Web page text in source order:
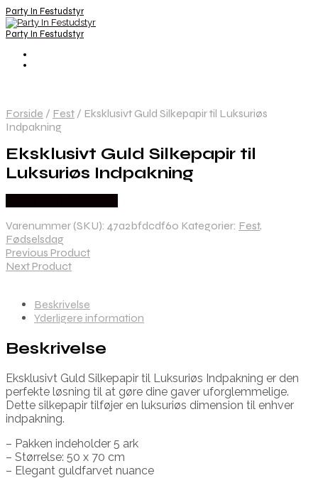
Party In Festudstyr
Party In Festudstyr
Forside / Fest / Eksklusivt Guld Silkepapir til Luksuriøs
Indpakning
Eksklusivt Guld Silkepapir til
Luksuriøs Indpakning
Varenummer (SKU): 47a2bfdcdf60 Kategorier: Fest,
Fødselsdag
Previous Product
Next Product
Beskrivelse
Yderligere information
Beskrivelse
Eksklusivt Guld Silkepapir til Luksuriøs Indpakning er den
perfekte løsning til at gøre dine gaver uforglemmelige.
Dette silkepapir tilføjer en luksuriøs dimension til enhver
indpakning.
– Pakken indeholder 5 ark
– Størrelse: 50 x 70 cm
– Elegant guldfarvet nuance